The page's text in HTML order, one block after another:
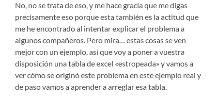
No, no se trata de eso, y me hace gracia que me digas
precisamente eso porque esta también es la actitud que
me he encontrado al intentar explicar el problema a
algunos compañeros. Pero mira… estas cosas se ven
mejor con un ejemplo, así que voy a poner a vuestra
disposición una tabla de excel «estropeada» y vamos a
ver cómo se originó este problema en este ejemplo real y
de paso vamos a aprender a arreglar esa tabla.